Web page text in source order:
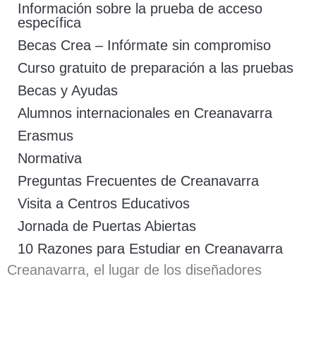
Información sobre la prueba de acceso
específica
Becas Crea – Infórmate sin compromiso
Curso gratuito de preparación a las pruebas
Becas y Ayudas
Alumnos internacionales en Creanavarra
Erasmus
Normativa
Preguntas Frecuentes de Creanavarra
Visita a Centros Educativos
Jornada de Puertas Abiertas
10 Razones para Estudiar en Creanavarra
Creanavarra, el lugar de los diseñadores